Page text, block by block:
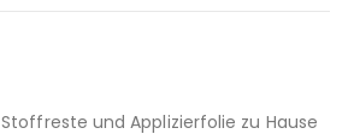
und Applizierfolie zu Hause